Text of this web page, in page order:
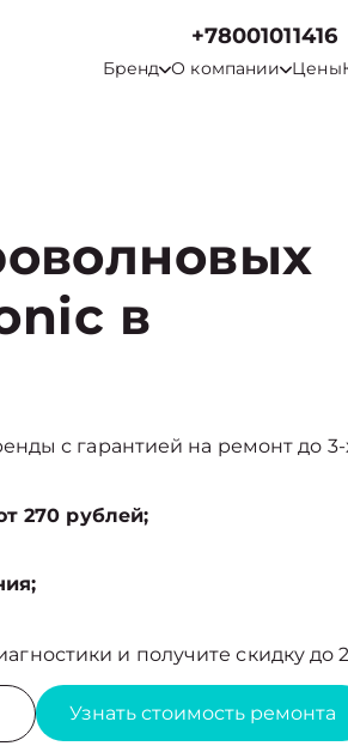
+78001011416
Бренд О компании Цены
в
с гарантией на ремонт до 3-
270 рублей;
и получите скидку до
Узнать стоимость ремонта